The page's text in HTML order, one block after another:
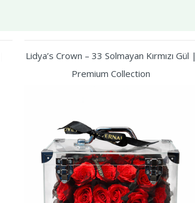
Lidya’s Crown – 33 Solmayan Kırmızı Gül |
Premium Collection